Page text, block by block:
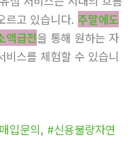
르고 있습니다. 주말에도
액급전을 통해 원하는 자
비스를 체험할 수 있습니
입문의, #신용불량자연